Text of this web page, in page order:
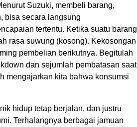
Suzuki, membeli barang,
bisa secara langsung
tertentu. Ketika suatu barang
rasa suwung (kosong). Kekosongan
pembelian berikutnya. Begitulah
dan sejumlah pembatasan saat
mengajarkan kita bahwa konsumsi
hidup tetap berjalan, dan justru
Terhalangnya berbagai jamuan